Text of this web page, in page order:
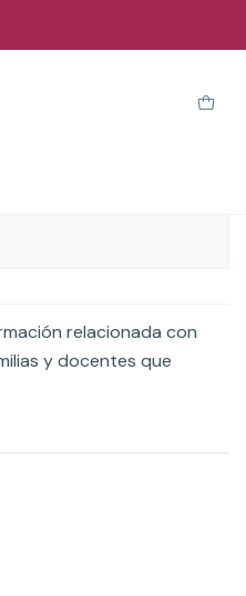
prevención
relacionada con
y docentes que